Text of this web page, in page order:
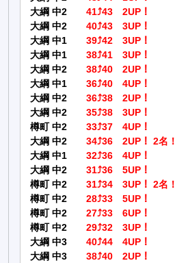
大綱 中2
41⤴43 2UP！
大綱 中2
40⤴43 3UP！
大綱 中1
39⤴42 3UP！
大綱 中1
38⤴41 3UP！
大綱 中2
38⤴40 2UP！
大綱 中1
36⤴40 4UP！
大綱 中2
36⤴38 2UP！
大綱 中2
35⤴38 3UP！
樽町 中2
33⤴37 4UP！
大綱 中2
34⤴36 2UP！ 2名！
大綱 中1
32⤴36 4UP！
大綱 中2
31⤴36 5UP！
樽町 中2
31⤴34 3UP！ 2名！
樽町 中2
28⤴33 5UP！
樽町 中2
27⤴33 6UP！
樽町 中2
29⤴32 3UP！
大綱 中3
40⤴44 4UP！
大綱 中3
38⤴40 2UP！